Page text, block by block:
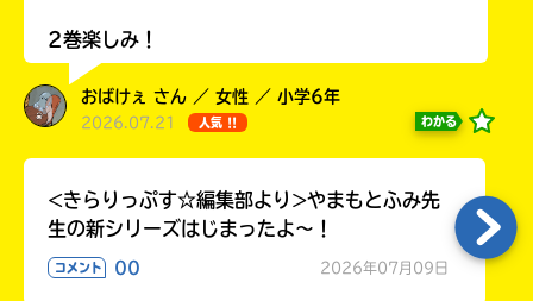
2巻楽しみ！
おばけぇ さん ／ 女性 ／ 小学6年
2026.07.21 人気 !! わかる
<きらりっぷす☆編集部より>やまもとふみ先
生の新シリーズはじまったよ～！
コメント 00 2026年07月09日
ラ
が
あ
で、